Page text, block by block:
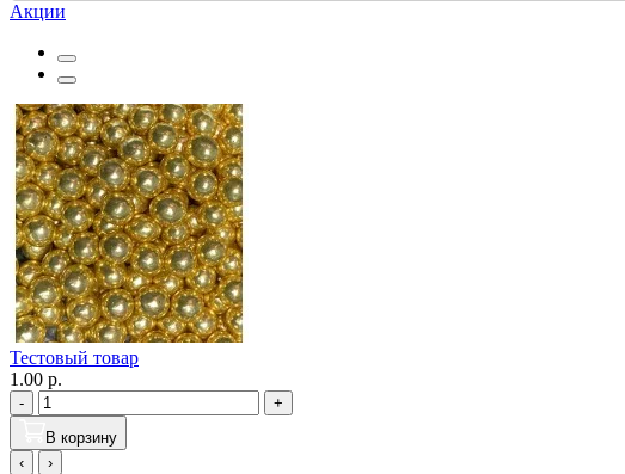
Акции
Тестовый товар
1.00 р.
-
+
В корзину
‹
›